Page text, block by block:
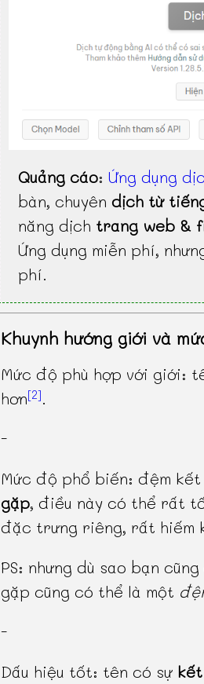
Quảng cáo: Ứng dụng
bàn, chuyên dịch từ
năng dịch trang web &
Ứng dụng miễn phí,
phí.
Khuynh hướng giới và
Mức độ phù hợp với giới:
hơn[2].
-
Mức độ phổ biến: đệm
gặp, điều này có thể rất
đặc trưng riêng, rất hiếm
PS: nhưng dù sao bạn
gặp cũng có thể là một
-
Dấu hiệu tốt: tên có sự